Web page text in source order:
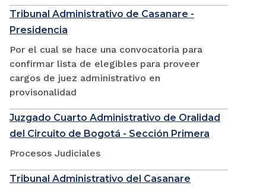
Tribunal Administrativo de Casanare -
Presidencia
Por el cual se hace una convocatoria para
confirmar lista de elegibles para proveer
cargos de juez administrativo en
provisonalidad
Juzgado Cuarto Administrativo de Oralidad
del Circuito de Bogotá - Sección Primera
Procesos Judiciales
Tribunal Administrativo del Casanare